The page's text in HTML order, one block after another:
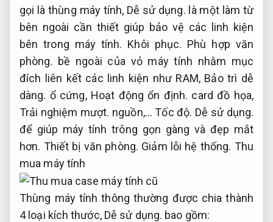
gọi là thùng máy tính, Dễ sử dụng. là một làm từ
bên ngoài cần thiết giúp bảo vệ các linh kiện
bên trong máy tính. Khôi phục. Phù hợp văn
phòng. bề ngoài của vỏ máy tính nhằm mục
đích liên kết các linh kiện như RAM, Bảo trì dễ
dàng. ổ cứng, Hoạt động ổn định. card đồ họa,
Trải nghiệm mượt. nguồn,…Tốc độ. Dễ sử dụng.
để giúp máy tính trông gọn gàng và đẹp mắt
hơn. Thiết bị văn phòng. Giảm lỗi hệ thống. Thu
mua máy tính
Thùng máy tính thông thường được chia thành
4 loại kích thước, Dễ sử dụng. bao gồm: